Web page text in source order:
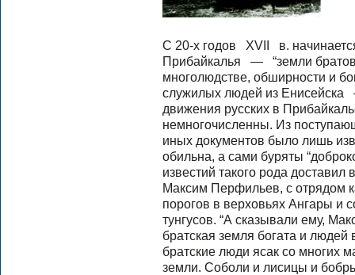
С 20-х годов XVII в.
Прибайкалья — “земли
многолюдстве, обширности и
служилых людей из Енисейска
движения русских в
немногочисленны. Из
иных документов было лишь
обильна, а сами буряты
известий такого рода
Максим Перфильев, с отрядом
порогов в верховьях Ангары и
тунгусов. “А сказывали ему,
братская земля богата и
братские люди ясак со многих
земли. Соболи и лисицы и